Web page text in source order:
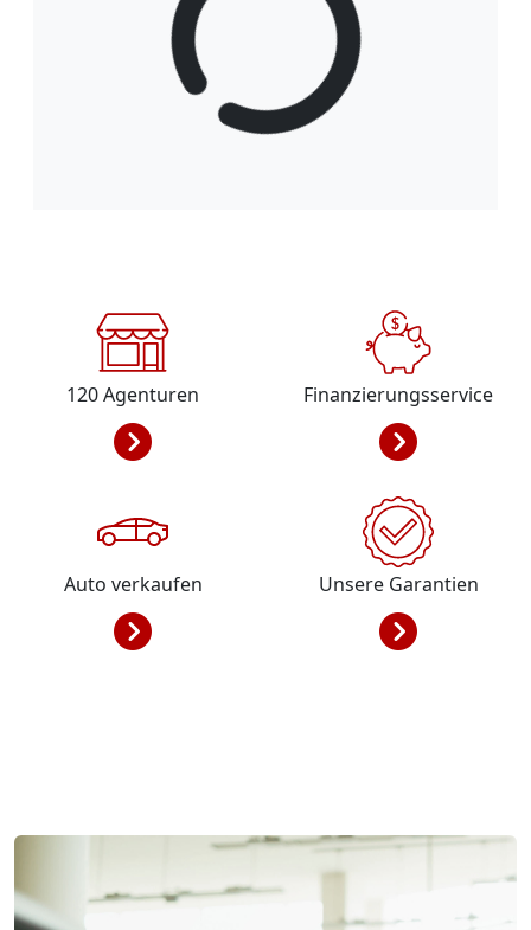
120Agenturen Finanzierungsservice
Auto verkaufen Unsere Garantien